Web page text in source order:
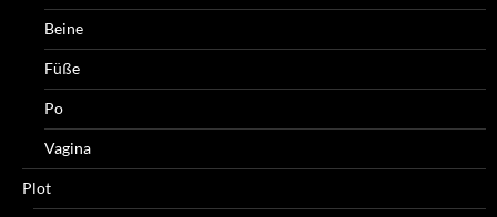
Beine
Füße
Po
Vagina
Plot